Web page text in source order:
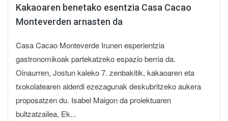
Kakaoaren benetako esentzia Casa Cacao
Monteverden arnasten da
Casa Cacao Monteverde Irunen esperientzia
gastronomikoak partekatzeko espazio berria da.
Oinaurren, Jostun kaleko 7. zenbakitik, kakaoaren eta
txokolatearen alderdi ezezagunak deskubritzeko aukera
proposatzen du. Isabel Maigon da proiektuaren
bultzatzailea, Ek...